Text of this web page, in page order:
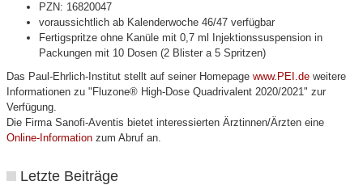
PZN: 16820047
voraussichtlich ab Kalenderwoche 46/47 verfügbar
Fertigspritze ohne Kanüle mit 0,7 ml Injektionssuspension in
Packungen mit 10 Dosen (2 Blister a 5 Spritzen)
Das Paul-Ehrlich-Institut stellt auf seiner Homepage www.PEI.de weitere
Informationen zu "Fluzone® High-Dose Quadrivalent 2020/2021" zur
Verfügung.
Die Firma Sanofi-Aventis bietet interessierten Ärztinnen/Ärzten eine
Online-Information zum Abruf an.
Letzte Beiträge